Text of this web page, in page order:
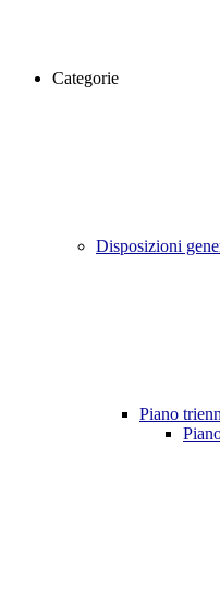
Categorie
Disposizioni
Piano